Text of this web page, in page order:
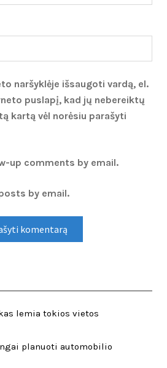
naršyklėje išsaugoti vardą, el.
puslapį, kad jų nebereiktų
kartą vėl norėsiu parašyti
up comments by email.
by email.
lemia tokios vietos
planuoti automobilio